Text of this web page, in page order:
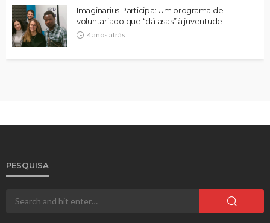
Imaginarius Participa: Um programa de
voluntariado que “dá asas” à juventude
4 anos atrás
PESQUISA